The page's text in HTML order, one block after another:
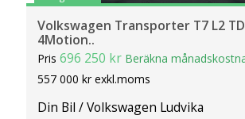
Volkswagen Transporter T7 L2
4Motion..
Pris696 250 kr Beräkna
557 000 kr exkl.moms
Din Bil / Volkswagen Ludvika